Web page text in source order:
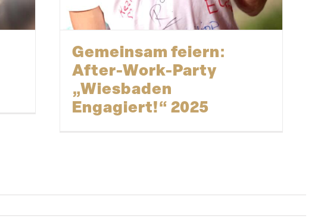
Gemeinsam feiern:
After-Work-Party
„Wiesbaden
Engagiert!“ 2025